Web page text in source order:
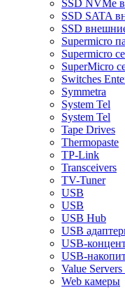
SSD NVMe
SSD SATA
SSD
Supermicro
Supermicro
SuperMicro
Switches
Symmetra
System Tel
System Tel
Tape Drives
Thermopaste
TP-Link
Transceivers
TV-Tuner
USB
USB
USB Hub
USB
USB-
USB-
Value
Web камеры